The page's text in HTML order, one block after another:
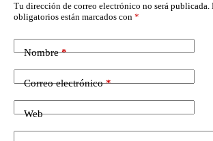
Tu dirección de correo electrónico no será publicada.
obligatorios están marcados con *
Nombre*
Correo electrónico*
Web